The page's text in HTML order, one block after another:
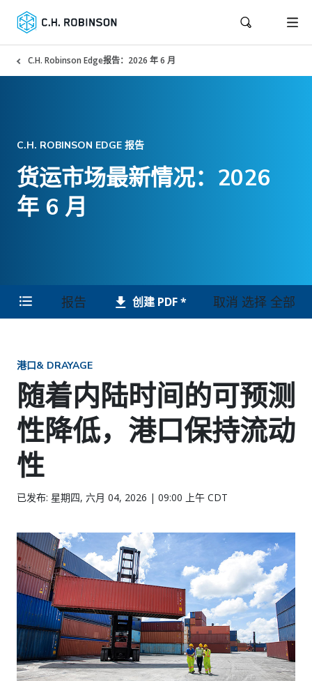
C.H. Robinson Edge报告：2026 年 6 月
C.H. ROBINSON EDGE 报告
货运市场最新情况：2026
年 6 月
报告 创建 PDF * 取消 选择 全部
港口& DRAYAGE
随着内陆时间的可预测
性降低，港口保持流动
性
已发布: 星期四, 六月 04, 2026 | 09:00 上午 CDT